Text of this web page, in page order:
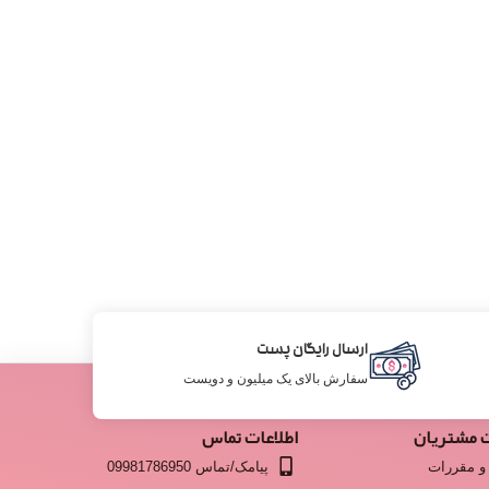
ارسال رایگان پست
سفارش بالای یک میلیون و دویست
مشتریان
مقررات
اطلاعات تماس
پیامک/تماس 09981786950